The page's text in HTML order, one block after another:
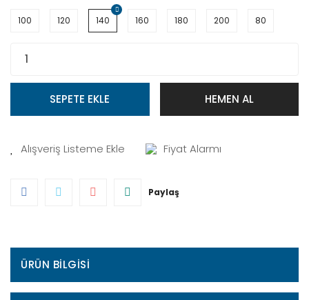
100 120 140 160 180 200 80
SEPETE EKLE HEMEN AL
Fiyat Alarmı
Paylaş
ÜRÜN BILGISI